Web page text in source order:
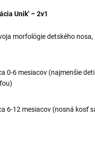
Unik’ – 2v1
morfológie detského
0-6 mesiacov (najmenšie
6-12 mesiacov (nosná kosť